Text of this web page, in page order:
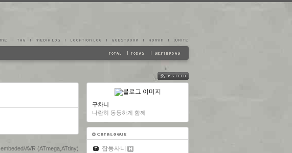
embeded/AVR (ATmega,ATtiny)
FEED
구차니
나란히 동등하게 함께
잡동사니